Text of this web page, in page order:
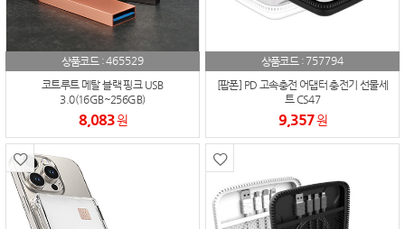
상품코드 :465529
코트루트 메탈 블랙 핑크 USB
3.0(16GB~256GB)
8,083원
상품코드 : 757794
[팝폰] PD 고속충전 어댑터 충전기 선물세
트 CS47
9,357원